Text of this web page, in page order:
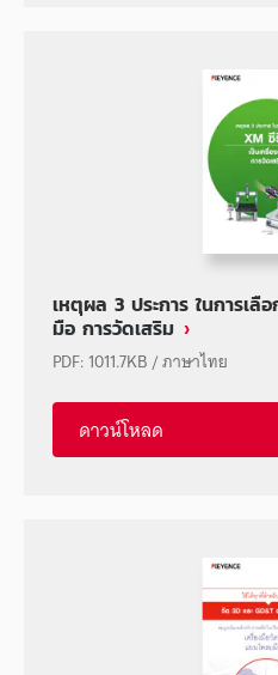
เหตุผล 3 ประการ ในการเลื
มือ การวัดเสริม
PDF: 1011.7KB/ภาษาไทย
ดาวน์โหลด